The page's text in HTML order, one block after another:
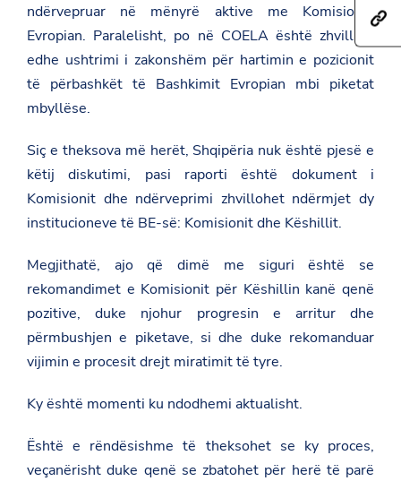
ndërvepruar në mënyrë aktive me Komisionin
Evropian. Paralelisht, po në COELA është zhvilluar
edhe ushtrimi i zakonshëm për hartimin e pozicionit
të përbashkët të Bashkimit Evropian mbi piketat
mbyllëse.
Siç e theksova më herët, Shqipëria nuk është pjesë e
këtij diskutimi, pasi raporti është dokument i
Komisionit dhe ndërveprimi zhvillohet ndërmjet dy
institucioneve të BE-së: Komisionit dhe Këshillit.
Megjithatë, ajo që dimë me siguri është se
rekomandimet e Komisionit për Këshillin kanë qenë
pozitive, duke njohur progresin e arritur dhe
përmbushjen e piketave, si dhe duke rekomanduar
vijimin e procesit drejt miratimit të tyre.
Ky është momenti ku ndodhemi aktualisht.
Është e rëndësishme të theksohet se ky proces,
veçanërisht duke qenë se zbatohet për herë të parë
e
h
i
s
o
n
a
o
k
a
e
t
h
g
e
n
t
e
h
t
p
s
:
m
b
s
t
g
v
.
m
n